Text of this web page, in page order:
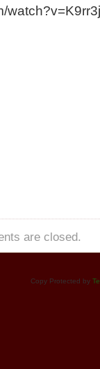
are closed.
Copy Protected by